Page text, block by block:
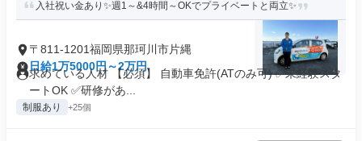
入社祝い金あり✨週1～&4時間～OKでプライベートと両立✨
〒811-1201福岡県那珂川市片縄
日給1万5000円～2万円
求めている人材 【必須】 自動車免許(ATのみ可) ✅未経験スタ
ートOK ✅研修があ...
制服あり +25個